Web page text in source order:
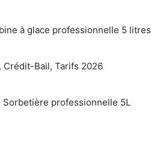
à glace professionnelle 5 litres
Crédit-Bail, Tarifs 2026
Sorbetière professionnelle 5L